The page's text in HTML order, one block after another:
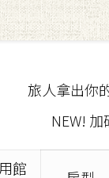
旅人拿出你
NEW!
館